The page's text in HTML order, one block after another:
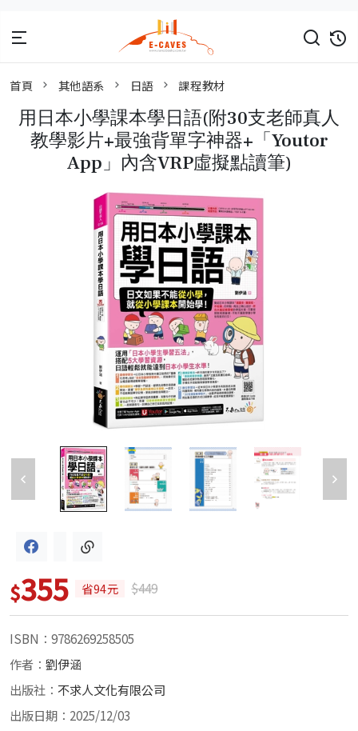
首頁 其他語系 日語 課程教材
用日本小學課本學日語(附30支老師真人
教學影片+最強背單字神器+「Youtor
App」內含VRP虛擬點讀筆)
$355 省94元 $449
ISBN：9786269258505
作者： 劉伊涵
出版社： 不求人文化有限公司
出版日期：2025/12/03